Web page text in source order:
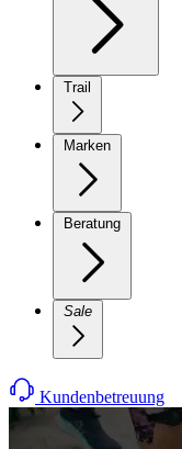
Trail
Marken
Beratung
Sale
Kundenbetreuung